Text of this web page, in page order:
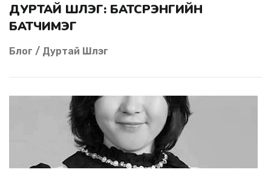
ДУРТАЙ ШҮЛЭГ: БАТСҮРЭНГИЙН
БАТЧИМЭГ
Блог / Дуртай Шүлэг